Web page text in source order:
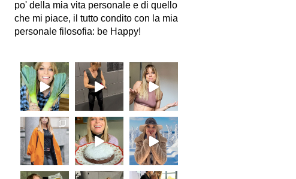
po' della mia vita personale e di quello
che mi piace, il tutto condito con la mia
personale filosofia: be Happy!